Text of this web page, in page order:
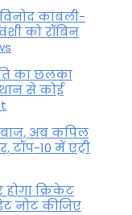
कांबली-
को रॉबिन
का छलका
से कोई
अब कपिल
टॉप-10 में एंट्री
क्रिकेट
नोट कीजिए